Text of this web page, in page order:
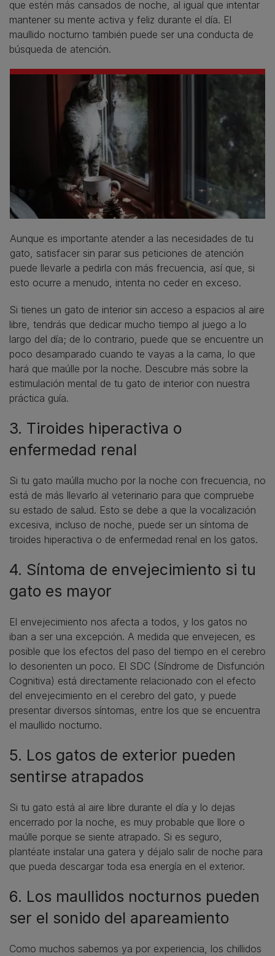
que estén más cansados de noche, al igual que intentar
mantener su mente activa y feliz durante el día. El
maullido nocturno también puede ser una conducta de
búsqueda de atención.
Aunque es importante atender a las necesidades de tu
gato, satisfacer sin parar sus peticiones de atención
puede llevarle a pedirla con más frecuencia, así que, si
esto ocurre a menudo, intenta no ceder en exceso.
Si tienes un gato de interior sin acceso a espacios al aire
libre, tendrás que dedicar mucho tiempo al juego a lo
largo del día; de lo contrario, puede que se encuentre un
poco desamparado cuando te vayas a la cama, lo que
hará que maúlle por la noche. Descubre más sobre la
estimulación mental de tu gato de interior con nuestra
práctica guía.
3. Tiroides hiperactiva o
enfermedad renal
Si tu gato maúlla mucho por la noche con frecuencia, no
está de más llevarlo al veterinario para que compruebe
su estado de salud. Esto se debe a que la vocalización
excesiva, incluso de noche, puede ser un síntoma de
tiroides hiperactiva o de enfermedad renal en los gatos.
4. Síntoma de envejecimiento si tu
gato es mayor
El envejecimiento nos afecta a todos, y los gatos no
iban a ser una excepción. A medida que envejecen, es
posible que los efectos del paso del tiempo en el cerebro
lo desorienten un poco. El SDC (Síndrome de Disfunción
Cognitiva) está directamente relacionado con el efecto
del envejecimiento en el cerebro del gato, y puede
presentar diversos síntomas, entre los que se encuentra
el maullido nocturno.
5. Los gatos de exterior pueden
sentirse atrapados
Si tu gato está al aire libre durante el día y lo dejas
encerrado por la noche, es muy probable que llore o
maúlle porque se siente atrapado. Si es seguro,
plantéate instalar una gatera y déjalo salir de noche para
que pueda descargar toda esa energía en el exterior.
6. Los maullidos nocturnos pueden
ser el sonido del apareamiento
Como muchos sabemos ya por experiencia, los chillidos